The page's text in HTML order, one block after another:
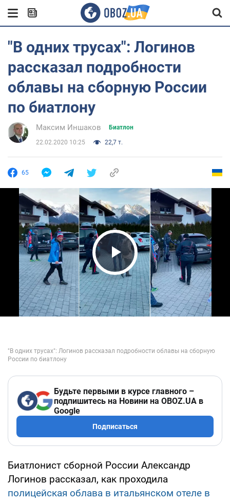
"В одних трусах": Логинов
рассказал подробности
облавы на сборную России
по биатлону
Максим Иншаков Биатлон
22.02.2020 10:25 22,7 т.
65
Play Video
Будьте первыми в курсе главного –
подпишитесь на Новини на OBOZ.UA в
Google
Подписаться
Биатлонист сборной России Александр
Логинов рассказал, как проходила
полицейская облава в итальянском отеле в